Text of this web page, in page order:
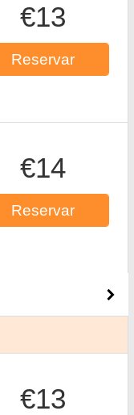
€13
Reservar
€14
Reservar
€13